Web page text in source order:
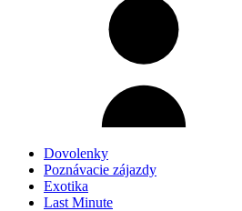
Dovolenky
Poznávacie zájazdy
Exotika
Last Minute